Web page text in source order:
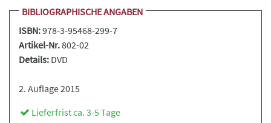
BIBLIOGRAPHISCHE ANGABEN
ISBN:978-3-95468-299-7
Artikel-Nr.802-02
Details: DVD
2. Auflage 2015
Lieferfrist ca. 3-5 Tage